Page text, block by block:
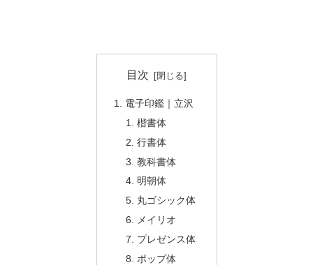
目次
電子印鑑｜立沢
楷書体
行書体
教科書体
明朝体
丸ゴシック体
メイリオ
プレゼンス体
ポップ体